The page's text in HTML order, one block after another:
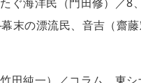
の漂流民、音吉（齋藤